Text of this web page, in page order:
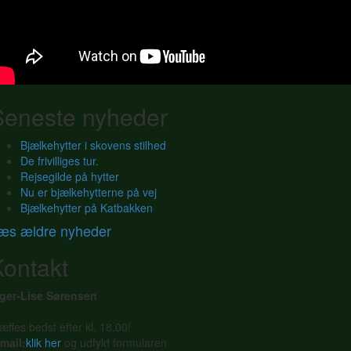
nyheder
Bjælkehytter i skovens stilhed
De frivilliges tur.
Rejsegilde på hytter
Nu er bjælkehytterne på vej
Bjælkehytter på Katbakken
ældre nyheder
Lise Sørensen
bedst efter kl. 18.00!
klik her og udfyld formularen